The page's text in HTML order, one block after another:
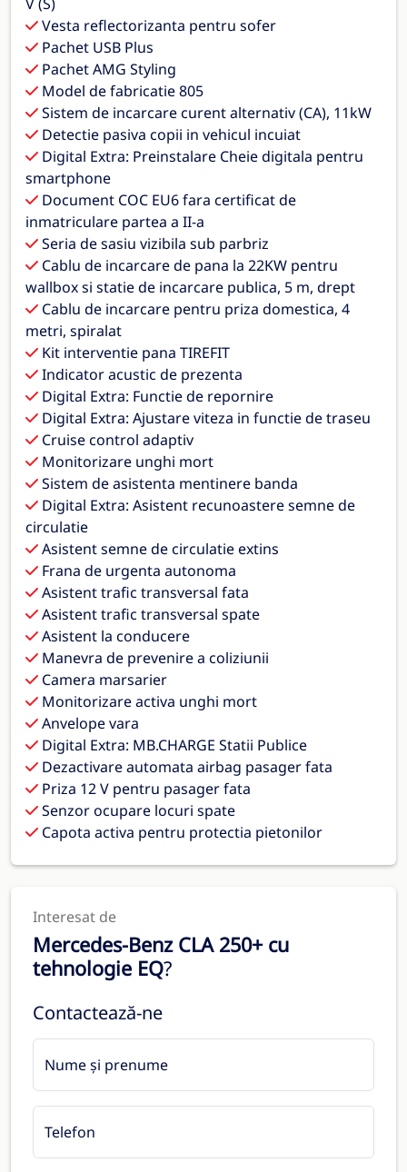
Vesta reflectorizanta pentru sofer
Pachet USB Plus
Pachet AMG Styling
Model de fabricatie 805
Sistem de incarcare curent alternativ (CA), 11kW
Detectie pasiva copii in vehicul incuiat
Digital Extra: Preinstalare Cheie digitala pentru
smartphone
Document COC EU6 fara certificat de
inmatriculare partea a II-a
Seria de sasiu vizibila sub parbriz
Cablu de incarcare de pana la 22KW pentru
wallbox si statie de incarcare publica, 5 m, drept
Cablu de incarcare pentru priza domestica, 4
metri, spiralat
Kit interventie pana TIREFIT
Indicator acustic de prezenta
Digital Extra: Functie de repornire
Digital Extra: Ajustare viteza in functie de traseu
Cruise control adaptiv
Monitorizare unghi mort
Sistem de asistenta mentinere banda
Digital Extra: Asistent recunoastere semne de
circulatie
Asistent semne de circulatie extins
Frana de urgenta autonoma
Asistent trafic transversal fata
Asistent trafic transversal spate
Asistent la conducere
Manevra de prevenire a coliziunii
Camera marsarier
Monitorizare activa unghi mort
Anvelope vara
Digital Extra: MB.CHARGE Statii Publice
Dezactivare automata airbag pasager fata
Priza 12 V pentru pasager fata
Senzor ocupare locuri spate
Capota activa pentru protectia pietonilor
Interesat de
Mercedes-Benz CLA 250+ cu
tehnologie EQ?
Contactează-ne
Nume și prenume
Telefon